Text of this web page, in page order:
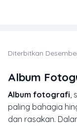
Diterbitkan
Album
Album fotografi,
paling bahagia
dan rasakan.